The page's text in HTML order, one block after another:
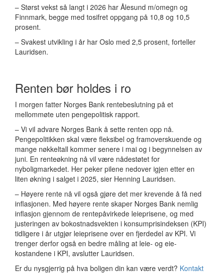
– Størst vekst så langt i 2026 har Ålesund m/omegn og
Finnmark, begge med tosifret oppgang på 10,8 og 10,5
prosent.
– Svakest utvikling i år har Oslo med 2,5 prosent, forteller
Lauridsen.
Renten bør holdes i ro
I morgen fatter Norges Bank rentebeslutning på et
mellommøte uten pengepolitisk rapport.
– Vi vil advare Norges Bank å sette renten opp nå.
Pengepolitikken skal være fleksibel og framoverskuende og
mange nøkkeltall kommer senere i mai og i begynnelsen av
juni. En renteøkning nå vil være nådestøtet for
nyboligmarkedet. Her peker pilene nedover igjen etter en
liten økning i salget i 2025, sier Henning Lauridsen.
– Høyere rente nå vil også gjøre det mer krevende å få ned
inflasjonen. Med høyere rente skaper Norges Bank nemlig
inflasjon gjennom de rentepåvirkede leieprisene, og med
justeringen av bokostnadsvekten i konsumprisindeksen (KPI)
tidligere i år utgjør leieprisene over en fjerdedel av KPI. Vi
trenger derfor også en bedre måling at leie- og eie-
kostandene i KPI, avslutter Lauridsen.
Er du nysgjerrig på hva boligen din kan være verdt? Kontakt